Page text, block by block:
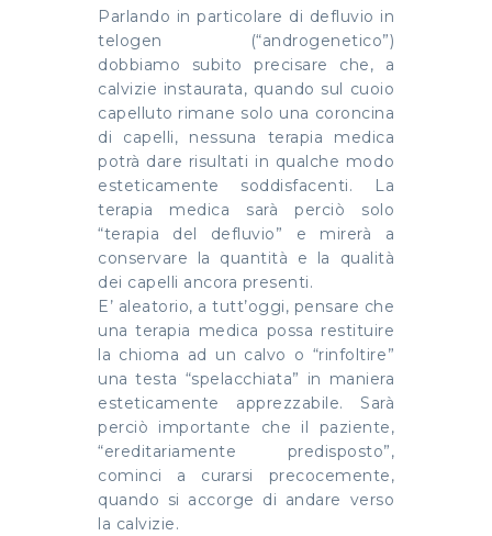
Parlando in particolare di defluvio in
telogen (“androgenetico”)
dobbiamo subito precisare che, a
calvizie instaurata, quando sul cuoio
capelluto rimane solo una coroncina
di capelli, nessuna terapia medica
potrà dare risultati in qualche modo
esteticamente soddisfacenti. La
terapia medica sarà perciò solo
“terapia del defluvio” e mirerà a
conservare la quantità e la qualità
dei capelli ancora presenti.
E’ aleatorio, a tutt’oggi, pensare che
una terapia medica possa restituire
la chioma ad un calvo o “rinfoltire”
una testa “spelacchiata” in maniera
esteticamente apprezzabile. Sarà
perciò importante che il paziente,
“ereditariamente predisposto”,
cominci a curarsi precocemente,
quando si accorge di andare verso
la calvizie.